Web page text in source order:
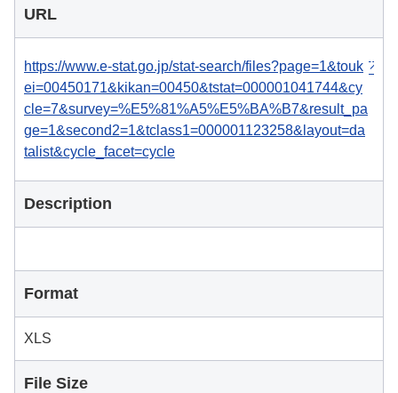
URL
https://www.e-stat.go.jp/stat-search/files?page=1&touk
ei=00450171&kikan=00450&tstat=000001041744&cy
cle=7&survey=%E5%81%A5%E5%BA%B7&result_pa
ge=1&second2=1&tclass1=000001123258&layout=da
talist&cycle_facet=cycle
Description
Format
XLS
File Size